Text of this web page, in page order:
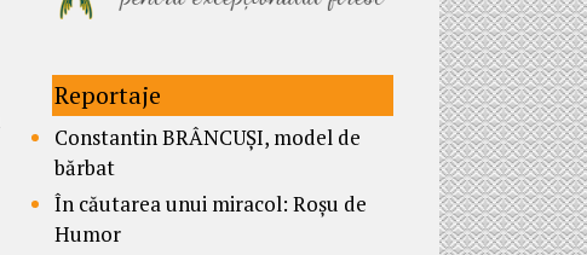
Reportaje
Constantin BRÂNCUȘI, model de
bărbat
În căutarea unui miracol: Roșu de
Humor